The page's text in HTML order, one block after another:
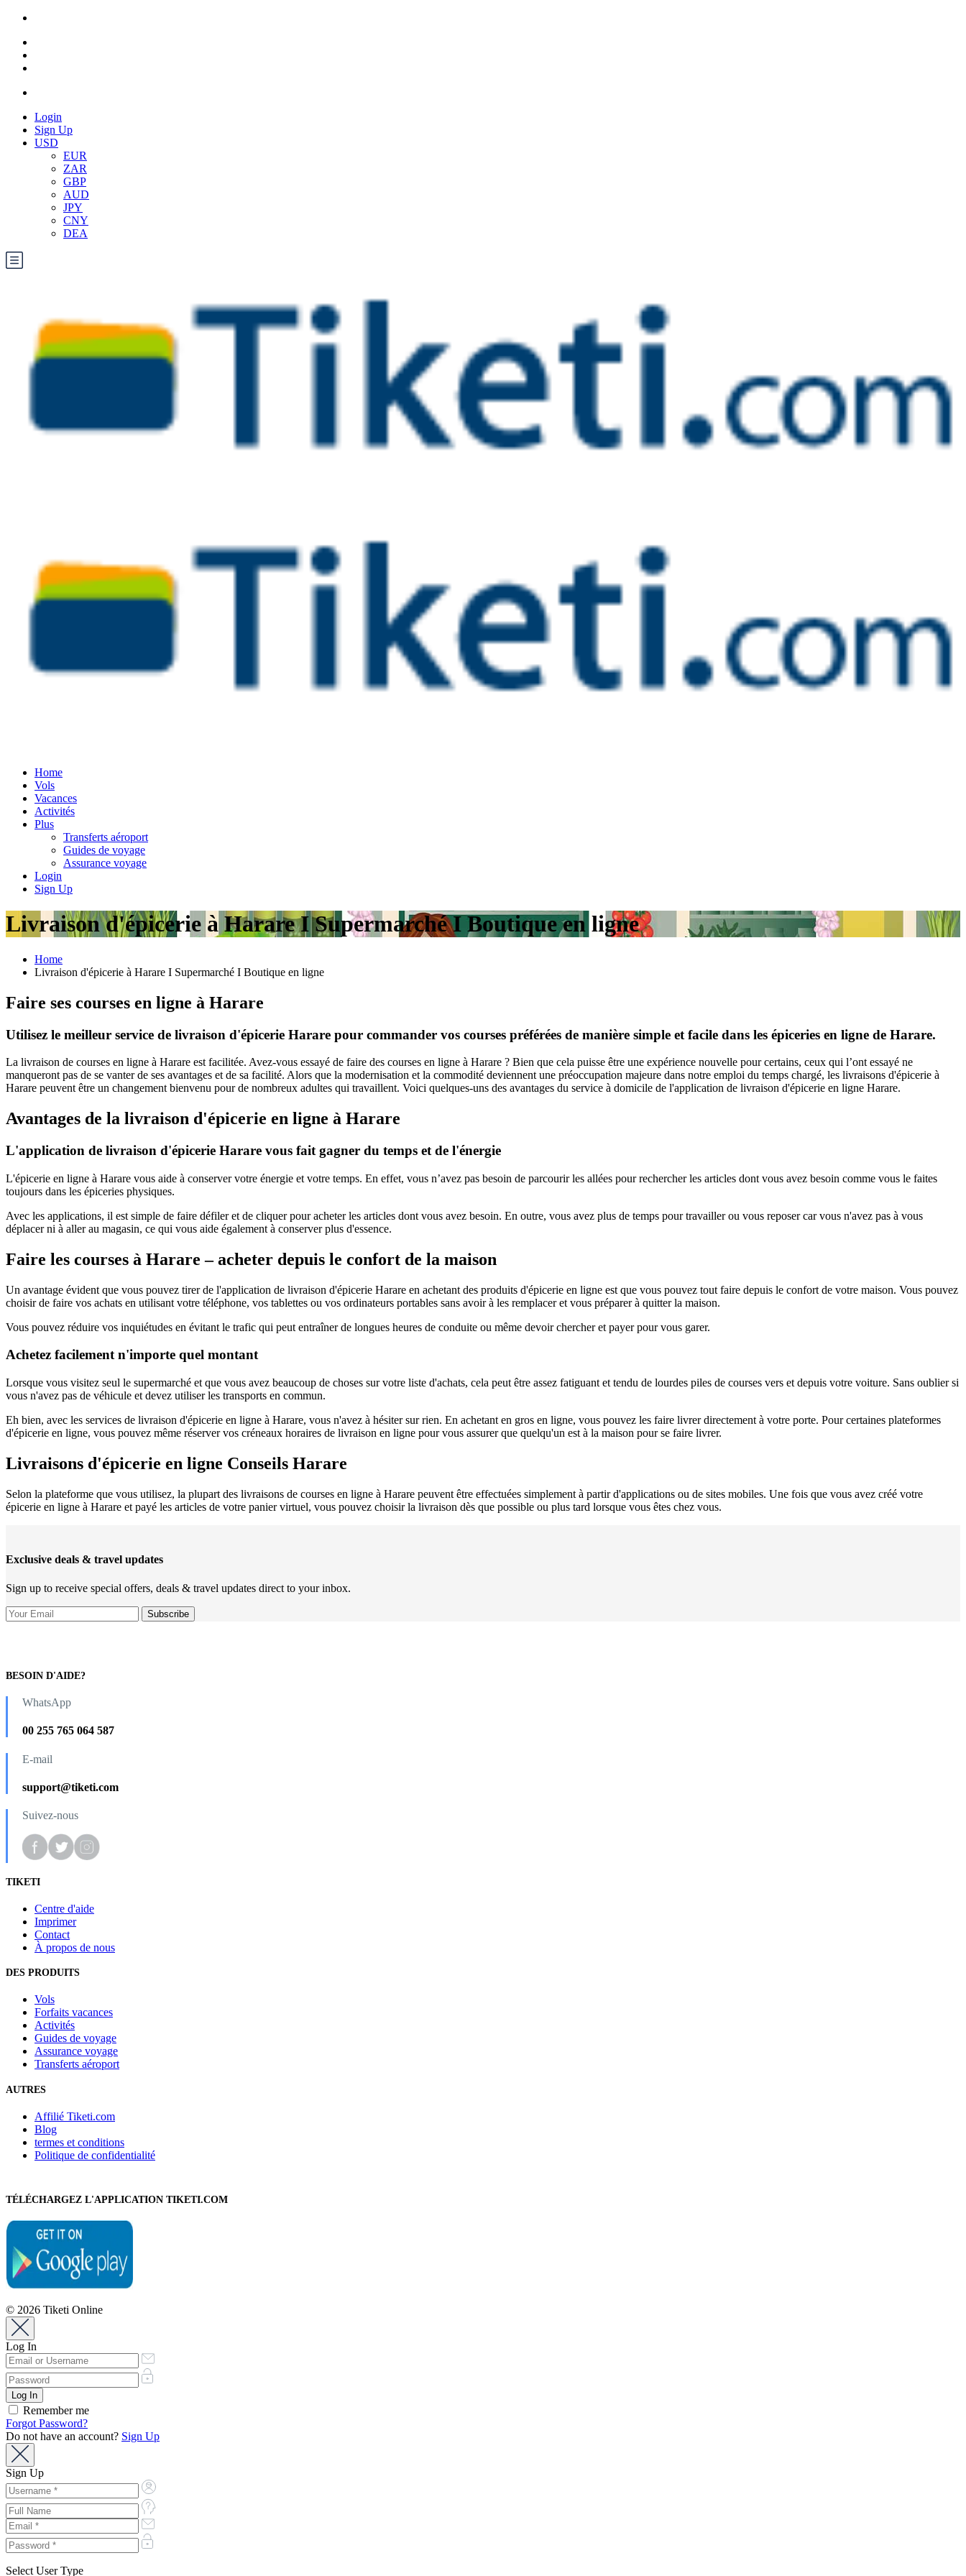
Login
Sign Up
USD
EUR
ZAR
GBP
AUD
JPY
CNY
DEA
Home
Vols
Vacances
Activités
Plus
Transferts aéroport
Guides de voyage
Assurance voyage
Login
Sign Up
Livraison d'épicerie à Harare I Supermarché I Boutique en ligne
Home
Livraison d'épicerie à Harare I Supermarché I Boutique en ligne
Faire ses courses en ligne à Harare
Utilisez le meilleur service de livraison d'épicerie Harare pour commander vos courses préférées de manière simple et facile dans les épiceries en ligne de Harare.
La livraison de courses en ligne à Harare est facilitée. Avez-vous essayé de faire des courses en ligne à Harare ? Bien que cela puisse être une expérience nouvelle pour certains, ceux qui l’ont essayé ne
manqueront pas de se vanter de ses avantages et de sa facilité. Alors que la modernisation et la commodité deviennent une préoccupation majeure dans notre emploi du temps chargé, les livraisons d'épicerie à
Harare peuvent être un changement bienvenu pour de nombreux adultes qui travaillent. Voici quelques-uns des avantages du service à domicile de l'application de livraison d'épicerie en ligne Harare.
Avantages de la livraison d'épicerie en ligne à Harare
L'application de livraison d'épicerie Harare vous fait gagner du temps et de l'énergie
L'épicerie en ligne à Harare vous aide à conserver votre énergie et votre temps. En effet, vous n’avez pas besoin de parcourir les allées pour rechercher les articles dont vous avez besoin comme vous le faites
toujours dans les épiceries physiques.
Avec les applications, il est simple de faire défiler et de cliquer pour acheter les articles dont vous avez besoin. En outre, vous avez plus de temps pour travailler ou vous reposer car vous n'avez pas à vous
déplacer ni à aller au magasin, ce qui vous aide également à conserver plus d'essence.
Faire les courses à Harare – acheter depuis le confort de la maison
Un avantage évident que vous pouvez tirer de l'application de livraison d'épicerie Harare en achetant des produits d'épicerie en ligne est que vous pouvez tout faire depuis le confort de votre maison. Vous pouvez
choisir de faire vos achats en utilisant votre téléphone, vos tablettes ou vos ordinateurs portables sans avoir à les remplacer et vous préparer à quitter la maison.
Vous pouvez réduire vos inquiétudes en évitant le trafic qui peut entraîner de longues heures de conduite ou même devoir chercher et payer pour vous garer.
Achetez facilement n'importe quel montant
Lorsque vous visitez seul le supermarché et que vous avez beaucoup de choses sur votre liste d'achats, cela peut être assez fatiguant et tendu de lourdes piles de courses vers et depuis votre voiture. Sans oublier si
vous n'avez pas de véhicule et devez utiliser les transports en commun.
Eh bien, avec les services de livraison d'épicerie en ligne à Harare, vous n'avez à hésiter sur rien. En achetant en gros en ligne, vous pouvez les faire livrer directement à votre porte. Pour certaines plateformes
d'épicerie en ligne, vous pouvez même réserver vos créneaux horaires de livraison en ligne pour vous assurer que quelqu'un est à la maison pour se faire livrer.
Livraisons d'épicerie en ligne Conseils Harare
Selon la plateforme que vous utilisez, la plupart des livraisons de courses en ligne à Harare peuvent être effectuées simplement à partir d'applications ou de sites mobiles. Une fois que vous avez créé votre
épicerie en ligne à Harare et payé les articles de votre panier virtuel, vous pouvez choisir la livraison dès que possible ou plus tard lorsque vous êtes chez vous.
Exclusive deals & travel updates
Sign up to receive special offers, deals & travel updates direct to your inbox.
BESOIN D'AIDE?
WhatsApp
00 255 765 064 587
E-mail
support@tiketi.com
Suivez-nous
TIKETI
Centre d'aide
Imprimer
Contact
À propos de nous
DES PRODUITS
Vols
Forfaits vacances
Activités
Guides de voyage
Assurance voyage
Transferts aéroport
AUTRES
Affilié Tiketi.com
Blog
termes et conditions
Politique de confidentialité
TÉLÉCHARGEZ L'APPLICATION TIKETI.COM
© 2026 Tiketi Online
Log In
Remember me
Forgot Password?
Do not have an account? Sign Up
Sign Up
Select User Type